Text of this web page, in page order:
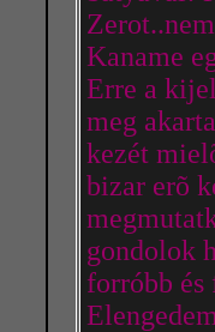
Kaname
Erre a
meg
kezét
bizar erõ
gondolok
forróbb